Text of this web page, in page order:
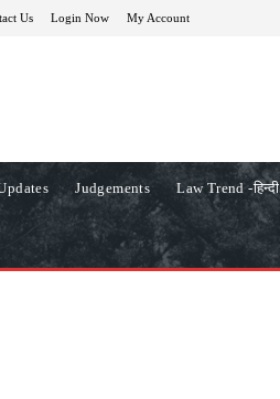
Us Login Now My Account
Judgements Law Trend -हिन्दी